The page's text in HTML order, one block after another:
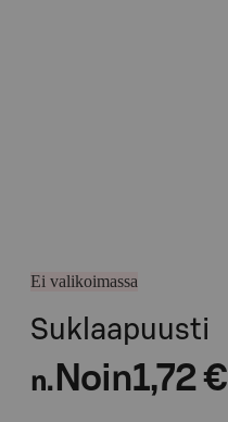
Ei valikoimassa
Suklaapuusti
n. Noin1,72 €